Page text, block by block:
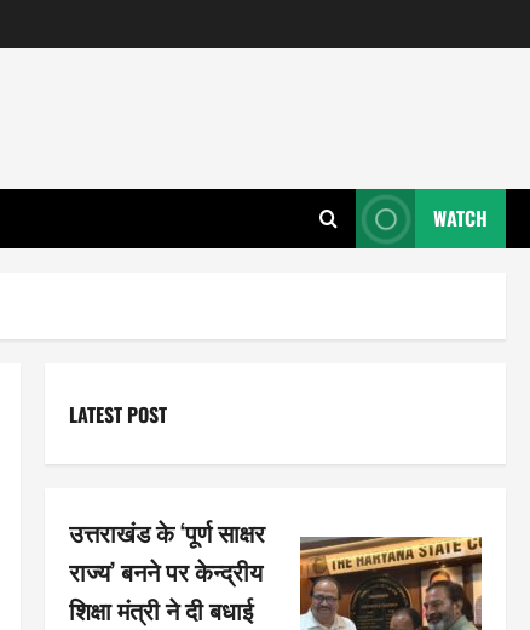
WATCH
LATEST POST
उत्तराखंड के ‘पूर्ण साक्षर
राज्य’ बनने पर केन्द्रीय
शिक्षा मंत्री ने दी बधाई